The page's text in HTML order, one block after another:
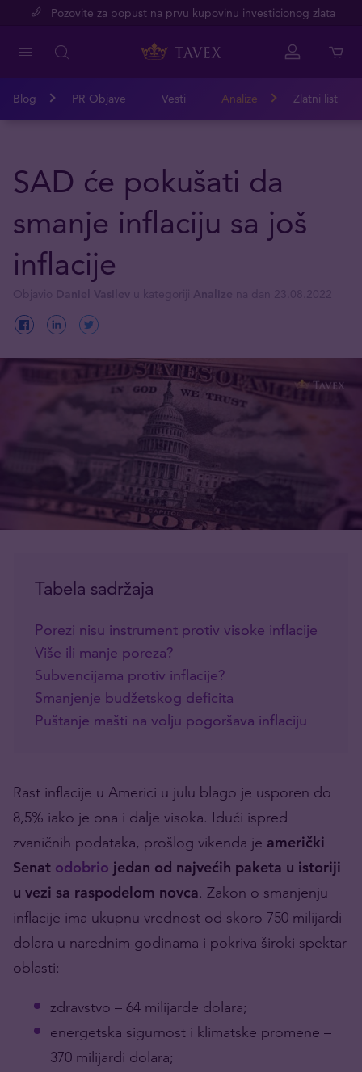
Pozovite za popust na prvu kupovinu investicionog zlata
Blog PR Objave Vesti Analize Zlatni list
SAD će pokušati da
smanje inflaciju sa još
inflacije
Tabela sadržaja
Porezi nisu instrument protiv visoke inflacije
Više ili manje poreza?
Subvencijama protiv inflacije?
Smanjenje budžetskog deficita
Puštanje mašti na volju pogoršava inflaciju
Rast inflacije u Americi u julu blago je usporen do
8,5% iako je ona i dalje visoka. Idući ispred
zvaničnih podataka, prošlog vikenda je američki
Senat odobrio jedan od najvećih paketa u istoriji
u vezi sa raspodelom novca. Zakon o smanjenju
inflacije ima ukupnu vrednost od skoro 750 milijardi
dolara u narednim godinama i pokriva široki spektar
oblasti:
zdravstvo – 64 milijarde dolara;
energetska sigurnost i klimatske promene –
370 milijardi dolara;